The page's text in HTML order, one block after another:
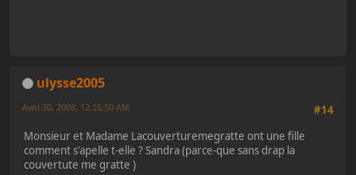
ulysse2005
#14
Avril 30, 2008, 12:26:50 AM
Monsieur et Madame Lacouverturemegratte ont une fille
comment s'apelle t-elle ? Sandra (parce-que sans drap la
couvertute me gratte )